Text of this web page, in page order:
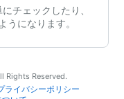
チェックしたり、
うになります。
Rights Reserved.
ライバシーポリシー